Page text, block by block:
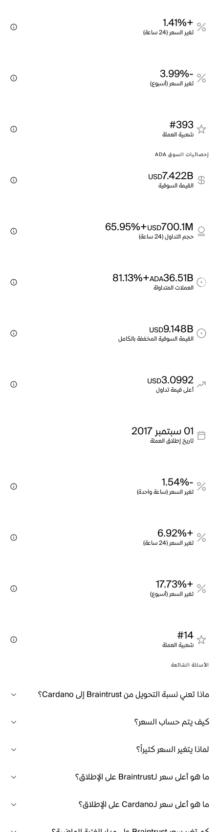
+1.41%
تغير السعر (24 ساعة)
-3.99%
تغير السعر (أسبوع)
#393
شعبية العملة
إحصائيات السوق ADA
7.422B
USD
القيمة السوقية
700.1M
USD
+65.95%
حجم التداول (24 ساعة)
36.51B
ADA
+81.13%
العملات المتداولة
9.148B
USD
القيمة السوقية المخففة بالكامل
3.0992
USD
أعلى قيمة تداول
01 سبتمبر 2017
تاريخ إطلاق العملة
-1.54%
تغير السعر (ساعة واحدة)
+6.92%
تغير السعر (24 ساعة)
+17.73%
تغير السعر (أسبوع)
#14
شعبية العملة
الأسئلة الشائعة
ماذا تعني نسبة التحويل من Braintrust إلى Cardano؟
كيف يتم حساب السعر؟
لماذا يتغير السعر كثيراً؟
ما هو أعلى سعر لـBraintrust على الإطلاق؟
ما هو أعلى سعر لـCardano على الإطلاق؟